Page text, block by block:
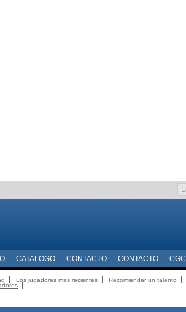
CATALOGO CONTACTO CONTACTO CGC
Los jugadores mas recientes Recomiendar un talento